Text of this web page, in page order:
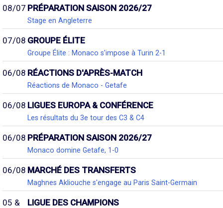
08/07 PRÉPARATION SAISON 2026/27
Stage en Angleterre
07/08 GROUPE ÉLITE
Groupe Élite : Monaco s'impose à Turin 2-1
06/08 RÉACTIONS D'APRÈS-MATCH
Réactions de Monaco - Getafe
06/08 LIGUES EUROPA & CONFÉRENCE
Les résultats du 3e tour des C3 & C4
06/08 PRÉPARATION SAISON 2026/27
Monaco domine Getafe, 1-0
06/08 MARCHÉ DES TRANSFERTS
Maghnes Akliouche s'engage au Paris Saint-Germain
05 &
LIGUE DES CHAMPIONS